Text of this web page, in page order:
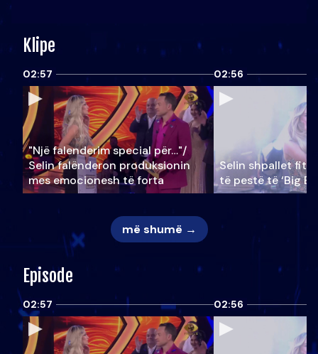
Klipe
02:57
"Një falenderim special për…"/
Selin falënderon produksionin
mes emocionesh të forta
02:56
Selin shpallet
të pestë të ‘Big
më shumë →
Episode
02:57 02:56